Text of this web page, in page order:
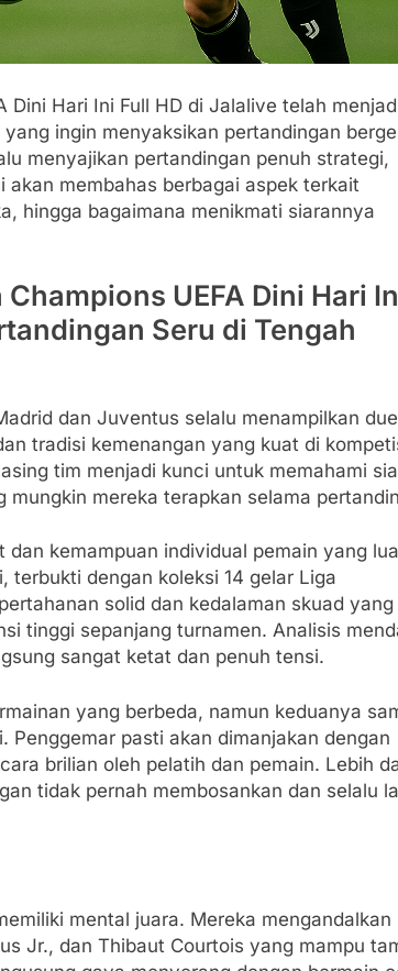
Dini Hari Ini Full HD di Jalalive telah
ingin menyaksikan pertandingan
menyajikan pertandingan penuh strategi,
membahas berbagai aspek terkait
hingga bagaimana menikmati siarannya
UEFA Dini Hari
Seru di Tengah
dan Juventus selalu menampilkan
tradisi kemenangan yang kuat di
tim menjadi kunci untuk memahami
mereka terapkan selama
kemampuan individual pemain yang
terbukti dengan koleksi 14 gelar Liga
solid dan kedalaman skuad yang
tinggi sepanjang turnamen. Analisis
sangat ketat dan penuh tensi.
yang berbeda, namun keduanya
Penggemar pasti akan dimanjakan dengan
brilian oleh pelatih dan pemain. Lebih
tidak pernah membosankan dan selalu
mental juara. Mereka mengandalkan
Jr., dan Thibaut Courtois yang mampu